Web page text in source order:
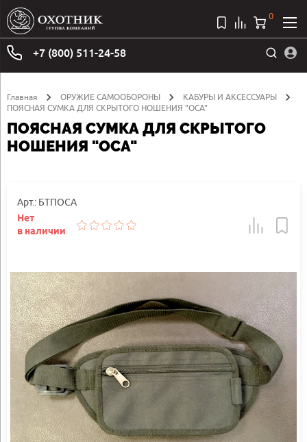
+7 (800) 511-24-58
0
Главная ОРУЖИЕ САМООБОРОНЫ
КАБУРЫ И АКСЕССУАРЫ
ПОЯСНАЯ СУМКА ДЛЯ СКРЫТОГО НОШЕНИЯ "ОСА"
ПОЯСНАЯ СУМКА ДЛЯ СКРЫТОГО
НОШЕНИЯ "ОСА"
Арт.: БТПОСА
Нет
в наличии